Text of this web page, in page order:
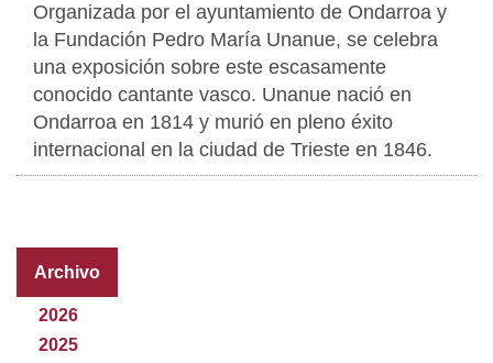
Organizada por el ayuntamiento de Ondarroa y
la Fundación Pedro María Unanue, se celebra
una exposición sobre este escasamente
conocido cantante vasco. Unanue nació en
Ondarroa en 1814 y murió en pleno éxito
internacional en la ciudad de Trieste en 1846.
Archivo
2026
2025